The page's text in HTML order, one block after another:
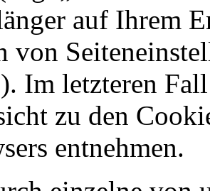
auf Ihrem
von
Im letzteren
zu den
entnehmen.